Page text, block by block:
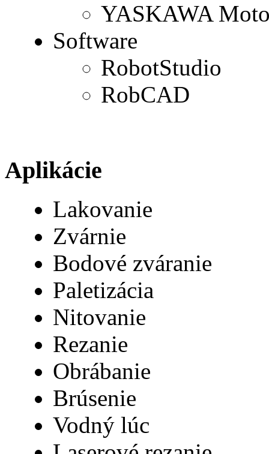
YASKAWA
Software
RobotStudio
RobCAD
Aplikácie
Lakovanie
Zvárnie
Bodové zváranie
Paletizácia
Nitovanie
Rezanie
Obrábanie
Brúsenie
Vodný lúc